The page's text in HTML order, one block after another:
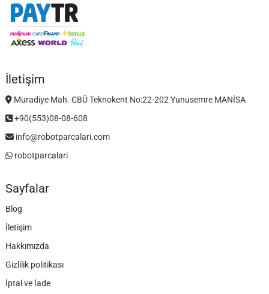
İletişim
Muradiye Mah. CBÜ Teknokent No:22-202 Yunusemre MANİSA
+90(553)08-08-608
info@robotparcalari.com
robotparcalari
Sayfalar
Blog
İletişim
Hakkımızda
Gizlilik politikası
İptal ve İade